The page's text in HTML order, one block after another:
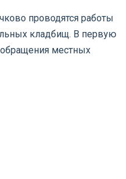
проводятся работы
кладбищ. В первую
местных